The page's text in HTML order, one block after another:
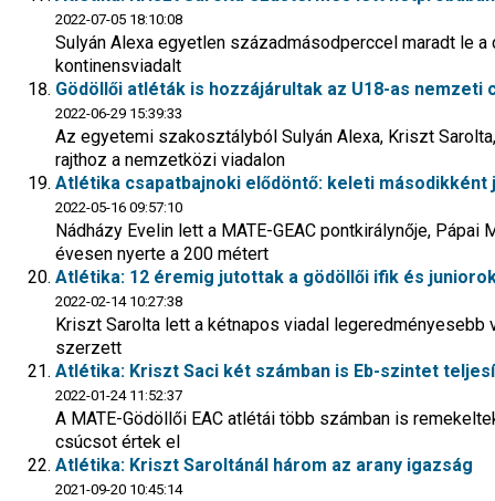
2022-07-05 18:10:08
Sulyán Alexa egyetlen századmásodperccel maradt le
kontinensviadalt
Gödöllői atléták is hozzájárultak az U18-as
2022-06-29 15:39:33
Az egyetemi szakosztályból Sulyán Alexa, Kriszt
rajthoz a nemzetközi viadalon
Atlétika csapatbajnoki elődöntő: keleti
2022-05-16 09:57:10
Nádházy Evelin lett a MATE-GEAC pontkirálynője,
évesen nyerte a 200 métert
Atlétika: 12 éremig jutottak a gödöllői ifik és
2022-02-14 10:27:38
Kriszt Sarolta lett a kétnapos viadal legeredményesebb
szerzett
Atlétika: Kriszt Saci két számban is Eb-szintet
2022-01-24 11:52:37
A MATE-Gödöllői EAC atlétái több számban is
csúcsot értek el
Atlétika: Kriszt Saroltánál három az arany igazság
2021-09-20 10:45:14